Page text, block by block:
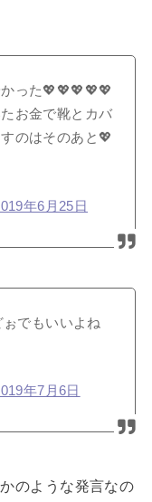
った💖💖💖💖💖
お金で靴とカバ
のはそのあと💖
年6月25日
でもいいよね
年7月6日
のような発言なの